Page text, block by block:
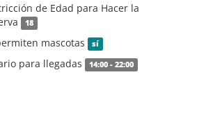
de Edad para Hacer la
18
mascotas sí
para llegadas 14:00 - 22:00